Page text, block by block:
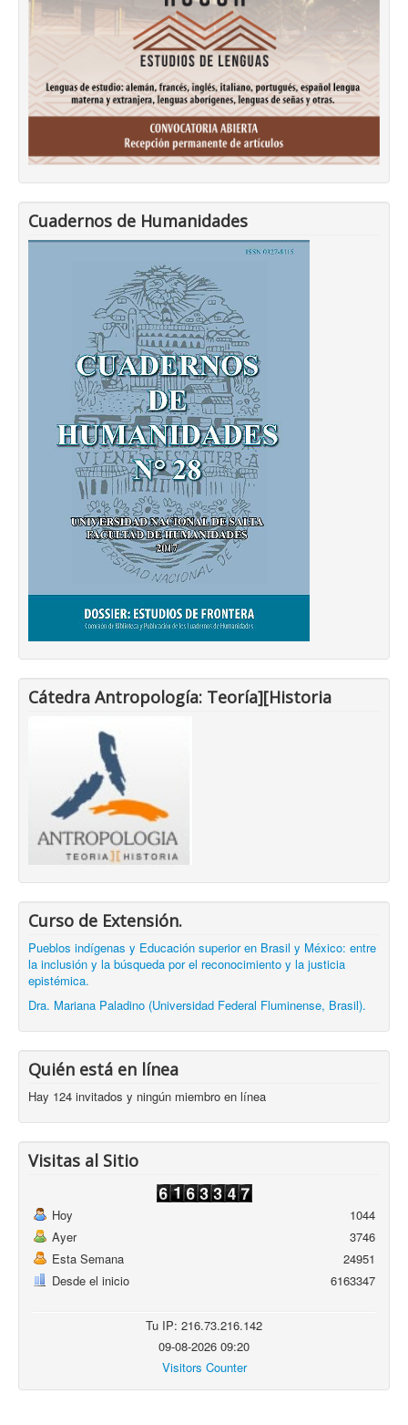
Cuadernos de Humanidades
Cátedra Antropología: Teoría][Historia
Curso de Extensión.
Pueblos indígenas y Educación superior en Brasil y México: entre
la inclusión y la búsqueda por el reconocimiento y la justicia
epistémica.
Dra. Mariana Paladino (Universidad Federal Fluminense, Brasil).
Quién está en línea
Hay 124 invitados y ningún miembro en línea
Visitas al Sitio
Hoy
Ayer
Esta Semana
Desde el inicio
1044
3746
24951
6163347
Tu IP: 216.73.216.142
09-08-2026 09:20
Visitors Counter